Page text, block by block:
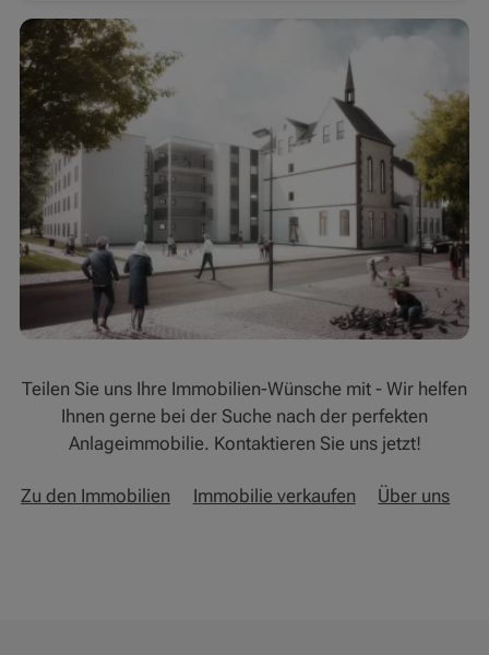
Teilen Sie uns Ihre Immobilien-Wünsche mit - Wir helfen
Ihnen gerne bei der Suche nach der perfekten
Anlageimmobilie. Kontaktieren Sie uns jetzt!
Zu den Immobilien Immobilie verkaufen Über uns